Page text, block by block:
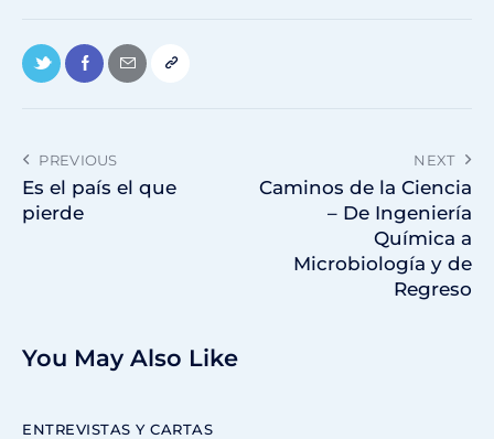
PREVIOUS
Es el país el que
pierde
NEXT
Caminos de la Ciencia
– De Ingeniería
Química a
Microbiología y de
Regreso
You May Also Like
ENTREVISTAS Y CARTAS